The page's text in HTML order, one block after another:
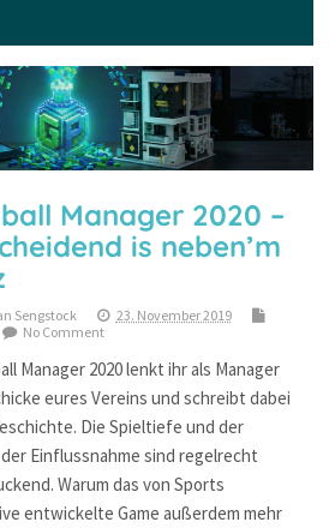
Manager 2020 –
is neben’m
Sengstock
23. November 2019
No Comment
Manager 2020 lenkt ihr als Manager
eures Vereins und schreibt dabei
Die Spieltiefe und der
Einflussnahme sind regelrecht
Warum das von Sports
entwickelte Game außerdem mehr